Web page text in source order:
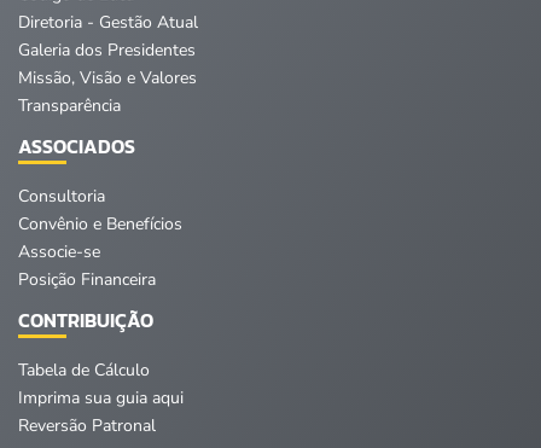
Diretoria - Gestão Atual
Galeria dos Presidentes
Missão, Visão e Valores
Transparência
ASSOCIADOS
Consultoria
Convênio e Benefícios
Associe-se
Posição Financeira
CONTRIBUIÇÃO
Tabela de Cálculo
Imprima sua guia aqui
Reversão Patronal